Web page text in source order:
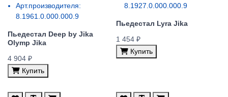
Арт.производителя:
8.1961.0.000.000.9
Пьедестал Deep by Jika
Olymp Jika
4 904 ₽
Купить
8.1927.0.000.000.9
Пьедестал Lyra Jika
1 454 ₽
Купить